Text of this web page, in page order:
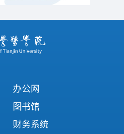
办公网
图书馆
财务系统